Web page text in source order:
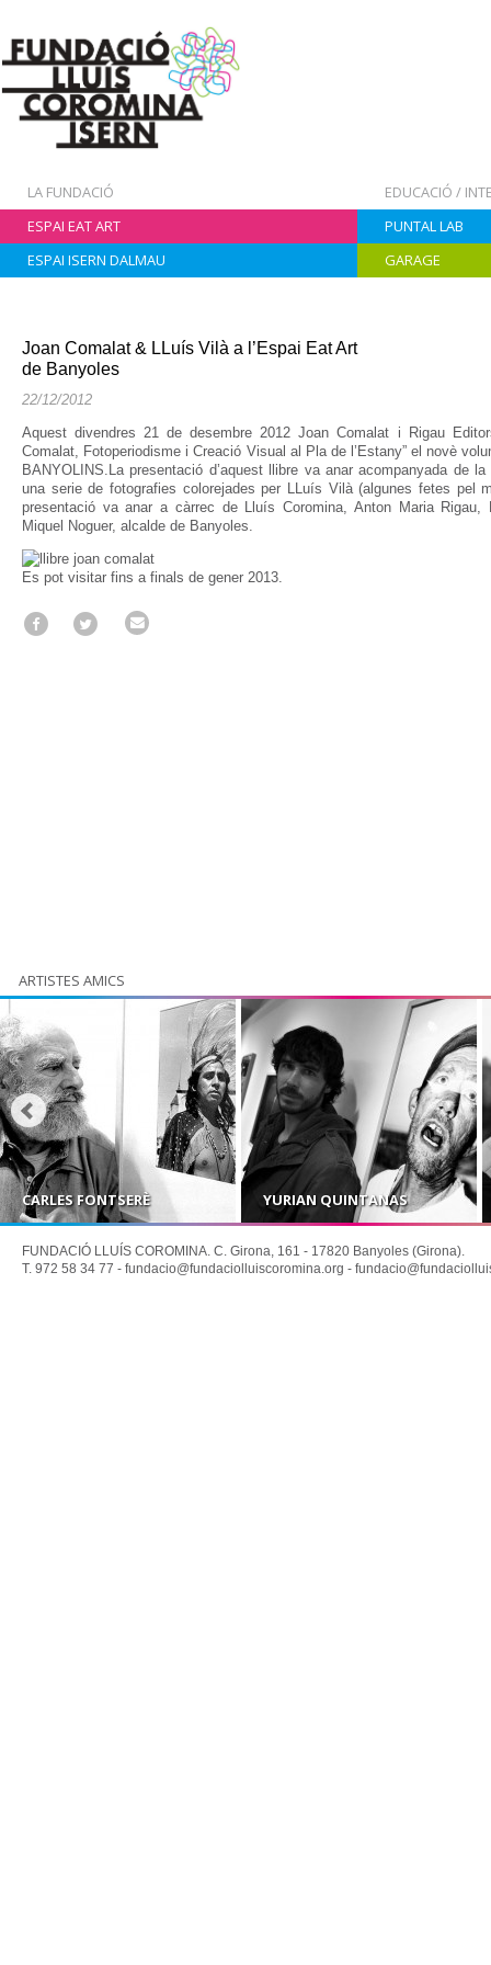
LA FUNDACIÓ
EDUCACIÓ /
ESPAI EAT ART
PUNTAL LAB
ESPAI ISERN DALMAU
GARAGE
Joan Comalat & LLuís Vilà a l’Espai Eat Art
de Banyoles
22/12/2012
Aquest divendres 21 de desembre 2012 Joan Comalat i Rigau
Comalat, Fotoperiodisme i Creació Visual al Pla de l’Estany” el novè
BANYOLINS.La presentació d’aquest llibre va anar acompanyada de
una serie de fotografies colorejades per LLuís Vilà (algunes fetes pel
presentació va anar a càrrec de Lluís Coromina, Anton Maria
Miquel Noguer, alcalde de Banyoles.
Es pot visitar fins a finals de gener 2013.
ARTISTES AMICS
CARLES FONTSERÈ YURIAN QUINTANAS
FUNDACIÓ LLUÍS COROMINA. C. Girona, 161 - 17820 Banyoles (Girona).
T. 972 58 34 77 - fundacio@fundaciolluiscoromina.org -